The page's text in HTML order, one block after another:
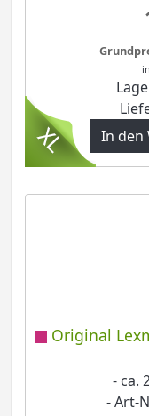
In den
Original
- ca.
- Art-